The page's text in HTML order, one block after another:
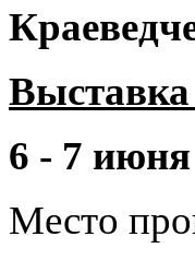
6 - 7 июня
Место